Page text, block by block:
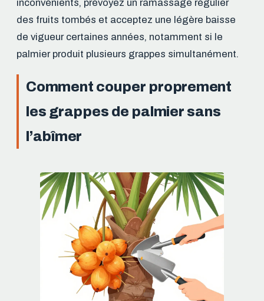
inconvénients, prévoyez un ramassage régulier
des fruits tombés et acceptez une légère baisse
de vigueur certaines années, notamment si le
palmier produit plusieurs grappes simultanément.
Comment couper proprement
les grappes de palmier sans
l’abîmer